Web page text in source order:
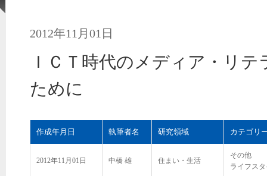
2012年11月01日
ＩＣＴ時代のメディア・リ
ために
作成年月日 執筆者名 研究領域 カテゴリ
2012年11月01日 中橋 雄 住まい・生活
その他
ライフス